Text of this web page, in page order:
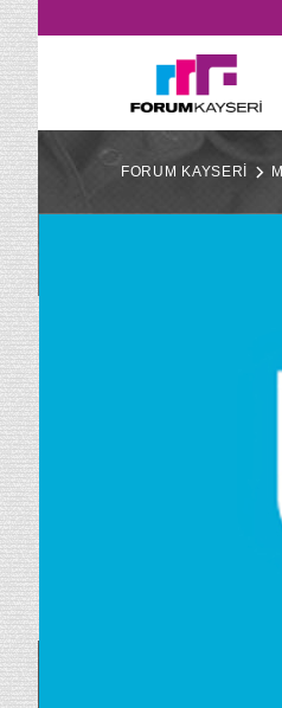
FORUM KAYSERİ